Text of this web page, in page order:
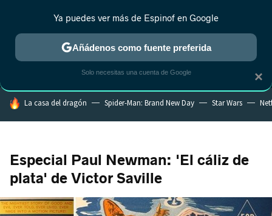
MENÚ NUEVO
ESTRENOS REALITY ANIME RANKINGS CINE
HOY SE HABLA DE
La casa del dragón Spider-Man: Brand New Day Star Wars
Especial Paul Newman: 'El cáliz de
plata' de Victor Saville
×
Ya puedes ver más de Espinof en Google
Añádenos como fuente preferida
Solo necesitas una cuenta de Google